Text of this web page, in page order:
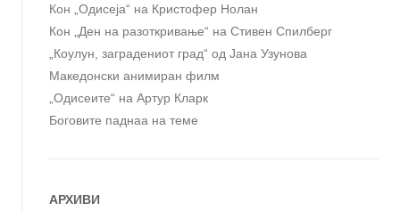
Кон „Одисеја“ на Кристофер Нолан
Кон „Ден на разоткривање“ на Стивен Спилберг
„Коулун, заградениот град“ од Јана Узунова
Македонски анимиран филм
„Одисеите“ на Артур Кларк
Боговите паднаа на теме
АРХИВИ